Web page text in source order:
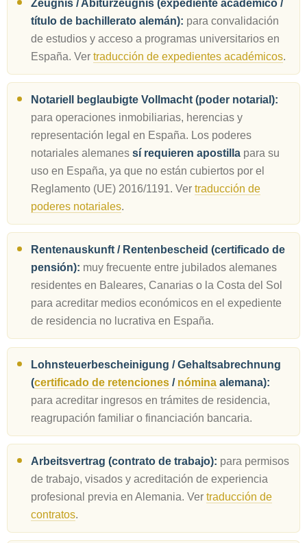
Zeugnis / Abiturzeugnis (expediente académico /
título de bachillerato alemán): para convalidación
de estudios y acceso a programas universitarios en
España. Ver traducción de expedientes académicos.
Notariell beglaubigte Vollmacht (poder notarial):
para operaciones inmobiliarias, herencias y
representación legal en España. Los poderes
notariales alemanes sí requieren apostillapara su
uso en España, ya que no están cubiertos por el
Reglamento (UE) 2016/1191. Ver traducción de
poderes notariales.
Rentenauskunft / Rentenbescheid (certificado de
pensión): muy frecuente entre jubilados alemanes
residentes en Baleares, Canarias o la Costa del Sol
para acreditar medios económicos en el expediente
de residencia no lucrativa en España.
Lohnsteuerbescheinigung / Gehaltsabrechnung
(certificado de retenciones/ nóminaalemana):
para acreditar ingresos en trámites de residencia,
reagrupación familiar o financiación bancaria.
Arbeitsvertrag (contrato de trabajo): para permisos
de trabajo, visados y acreditación de experiencia
profesional previa en Alemania. Ver traducción de
contratos.